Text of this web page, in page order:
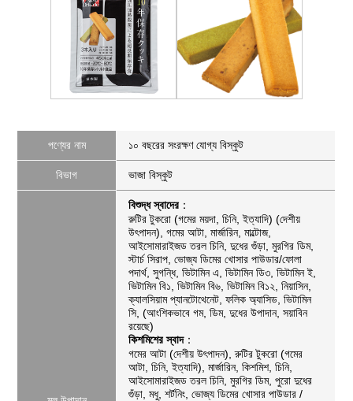
পণ্যের নাম ১০ বছরের সংরক্ষণ যোগ্য বিস্কুট
বিভাগ ভাজা বিস্কুট
বিশুদ্ধ স্বাদের：
রুটির টুকরো (গমের ময়দা, চিনি, ইত্যাদি) (দেশীয়
উৎপাদন), গমের আটা, মার্জারিন, মাল্টোজ,
আইসোমারাইজড তরল চিনি, দুধের গুঁড়া, মুরগির ডিম,
স্টার্চ সিরাপ, ভোজ্য ডিমের খোসার পাউডার/ফোলা
পদার্থ, সুগন্ধি, ভিটামিন এ, ভিটামিন ডি৩, ভিটামিন ই,
ভিটামিন বি১, ভিটামিন বি৬, ভিটামিন বি১২, নিয়াসিন,
ক্যালসিয়াম প্যানটোথেনেট, ফলিক অ্যাসিড, ভিটামিন
সি, (আংশিকভাবে গম, ডিম, দুধের উপাদান, সয়াবিন
রয়েছে)
কিশমিশের স্বাদ：
গমের আটা (দেশীয় উৎপাদন), রুটির টুকরো (গমের
আটা, চিনি, ইত্যাদি), মার্জারিন, কিশমিশ, চিনি,
আইসোমারাইজড তরল চিনি, মুরগির ডিম, পুরো দুধের
গুঁড়া, মধু, শর্টনিং, ভোজ্য ডিমের খোসার পাউডার /